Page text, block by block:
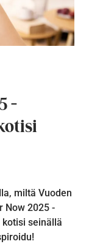
-
miltä Vuoden
Now 2025 -
seinällä